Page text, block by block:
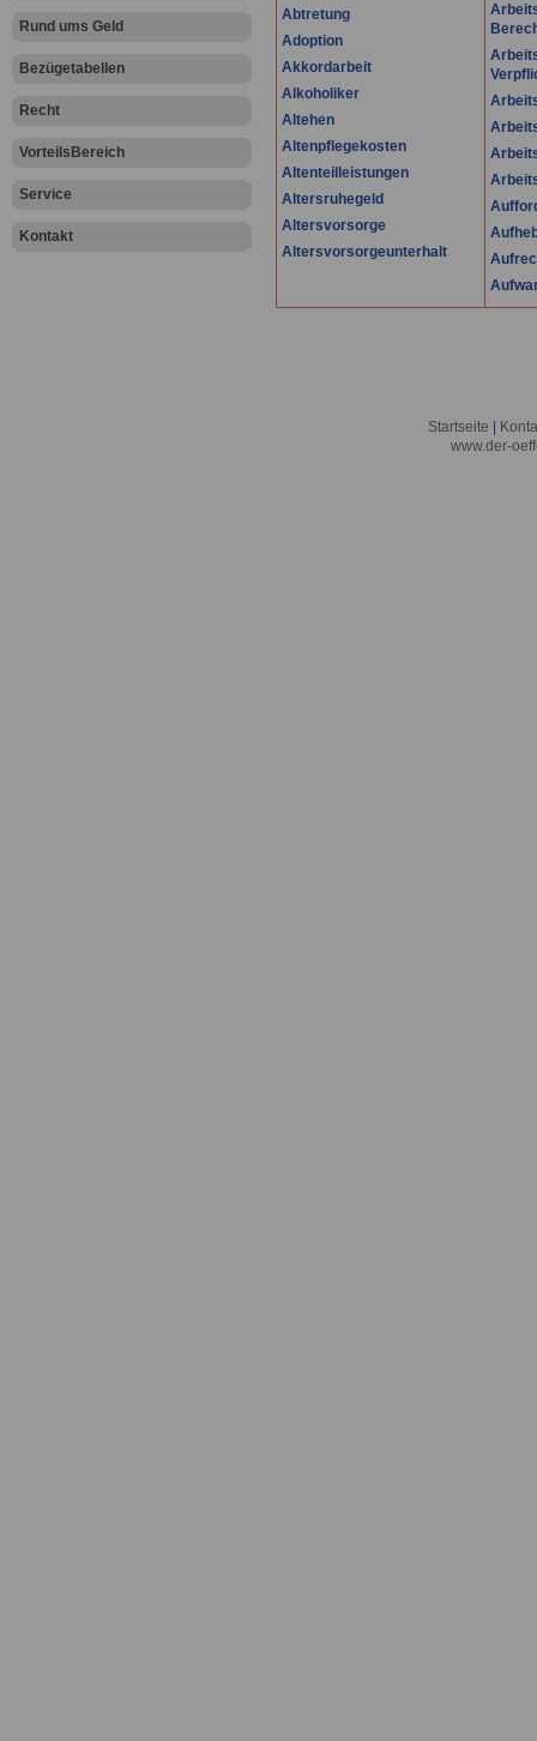
Rund ums Geld
Bezügetabellen
Recht
VorteilsBereich
Service
Kontakt
Abtretung
Adoption
Akkordarbeit
Alkoholiker
Altehen
Altenpflegekosten
Altenteilleistungen
Altersruhegeld
Altersvorsorge
Altersvorsorgeunterhalt
Startseite
www.der-